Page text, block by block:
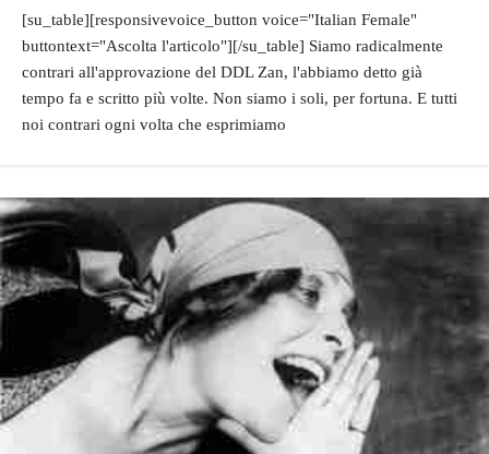
[su_table][responsivevoice_button voice="Italian Female"
buttontext="Ascolta l'articolo"][/su_table] Siamo radicalmente
contrari all'approvazione del DDL Zan, l'abbiamo detto già
tempo fa e scritto più volte. Non siamo i soli, per fortuna. E tutti
noi contrari ogni volta che esprimiamo